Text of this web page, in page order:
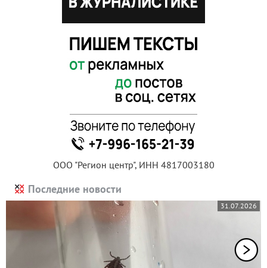
ООО "Регион центр", ИНН 4817003180
Последние новости
31.07.2026